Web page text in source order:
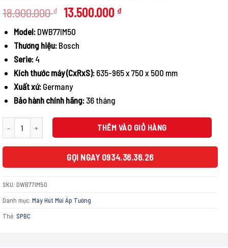
18.900.000₫
Giá
là:
18.900.000 ₫.
13.500.000 ₫Giá
Model: DWB77IM50
Thương hiệu: Bosch
Serie: 4
Kích thước máy (CxRxS): 635-965 x 750 x 500 mm
Xuất xứ: Germany
Bảo hành chính hãng: 36 tháng
MÁY HÚT MÙI GẮN TƯỜNG BOSCH DWB77IM50 SERIE 4 NGANG 75CM số lượng
THÊM VÀO GIỎ HÀNG
GỌI NGAY 0934.36.36.26
SKU: DWB77IM50
Danh mục: Máy Hút Mùi Áp Tường
Thẻ: SPBC